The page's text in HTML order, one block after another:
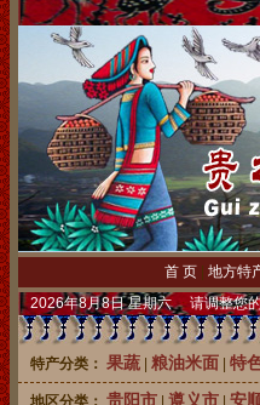
首 页 地方特
2026年8月8日 星期六 请调整您
特产分类： 果蔬 粮油米面 特
地区分类： 贵阳市 遵义市 安